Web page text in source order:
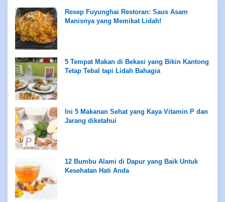
Resep Fuyunghai Restoran: Saus Asam
Manisnya yang Memikat Lidah!
5 Tempat Makan di Bekasi yang Bikin Kantong
Tetap Tebal tapi Lidah Bahagia
Ini 5 Makanan Sehat yang Kaya Vitamin P dan
Jarang diketahui
12 Bumbu Alami di Dapur yang Baik Untuk
Kesehatan Hati Anda